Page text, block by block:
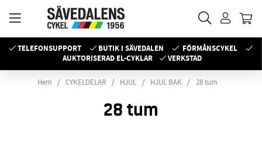
TELEFONSUPPORT BUTIK I SÄVEDALEN
FÖRMÅNSCYKEL
AUKTORISERAD EL-CYKLAR
VERKSTAD
Hem CYKELDELAR HJUL HJUL BAK 28 tum
28 tum